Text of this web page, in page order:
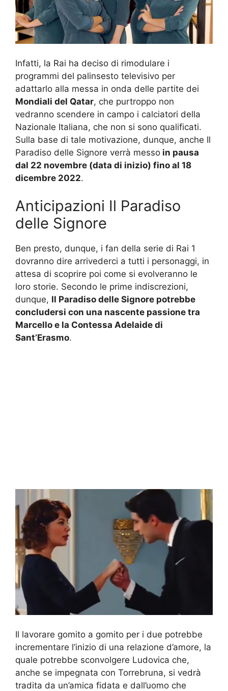
Infatti, la Rai ha deciso di rimodulare i
programmi del palinsesto televisivo per
adattarlo alla messa in onda delle partite dei
Mondiali del Qatar, che purtroppo non
vedranno scendere in campo i calciatori della
Nazionale Italiana, che non si sono qualificati.
Sulla base di tale motivazione, dunque, anche Il
Paradiso delle Signore verrà messo in pausa
dal 22 novembre (data di inizio) fino al 18
dicembre 2022.
Anticipazioni Il Paradiso
delle Signore
Ben presto, dunque, i fan della serie di Rai 1
dovranno dire arrivederci a tutti i personaggi, in
attesa di scoprire poi come si evolveranno le
loro storie. Secondo le prime indiscrezioni,
dunque, Il Paradiso delle Signore potrebbe
concludersi con una nascente passione tra
Marcello e la Contessa Adelaide di
Sant’Erasmo.
Il lavorare gomito a gomito per i due potrebbe
incrementare l’inizio di una relazione d’amore, la
quale potrebbe sconvolgere Ludovica che,
anche se impegnata con Torrebruna, si vedrà
tradita da un’amica fidata e dall’uomo che